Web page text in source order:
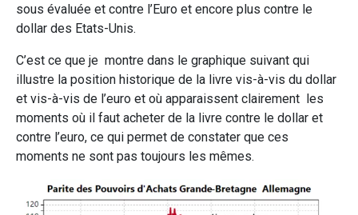
sous évaluée et contre l’Euro et encore plus contre le
dollar des Etats-Unis.
C’est ce que je montre dans le graphique suivant qui
illustre la position historique de la livre vis-à-vis du dollar
et vis-à-vis de l’euro et où apparaissent clairement les
moments où il faut acheter de la livre contre le dollar et
contre l’euro, ce qui permet de constater que ces
moments ne sont pas toujours les mêmes.